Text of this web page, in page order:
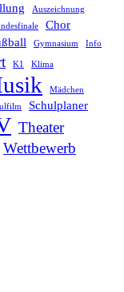
Auszeichnung
Chor
Gymnasium Info
K1 Klima
Mädchen
Schulplaner
Theater
Wettbewerb